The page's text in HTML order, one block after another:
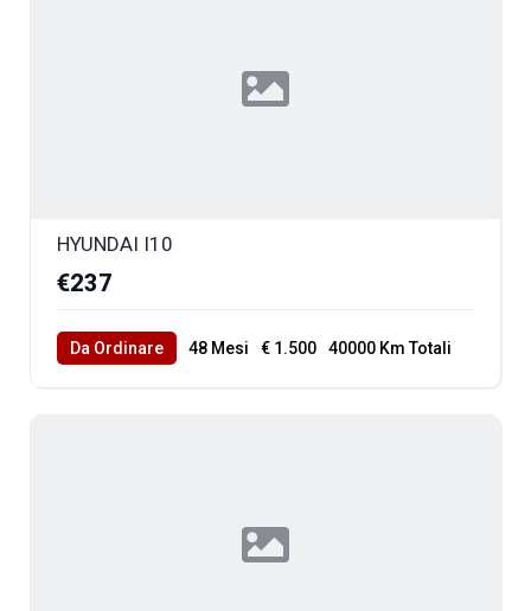
HYUNDAI I10
€237
Da Ordinare 48 Mesi € 1.500 40000 Km Totali